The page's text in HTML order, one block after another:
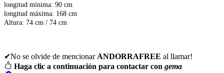
longitud mínima: 90 cm
longitud máxima: 168 cm
Altura: 74 cm / 74 cm
✔No se olvide de mencionar ANDORRAFREE al llamar!
Haga clic a continuación para contactar con gema